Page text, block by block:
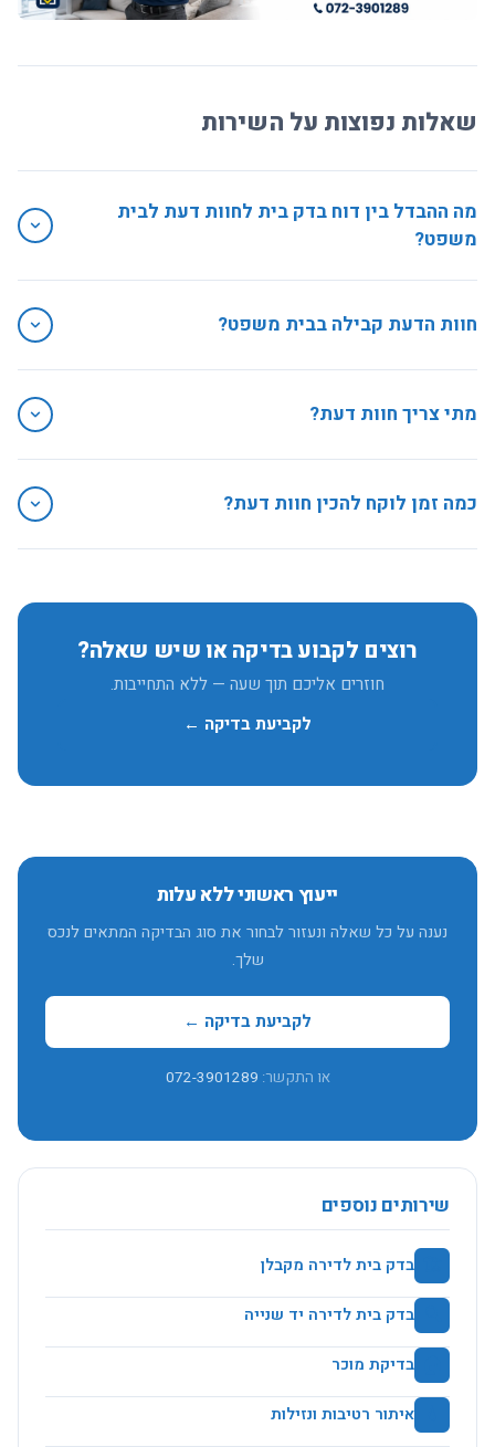
שאלות נפוצות על השירות
מה ההבדל בין דוח בדק בית לחוות דעת לבית
משפט?
ערוכה לפי כללי קבילות משפטית ותעמוד כראיה בהליך.
חוות הדעת קבילה בבית משפט?
ותיעוד מלא.
מתי צריך חוות דעת?
להוכיח את היקף הנזק בפני שופט.
כמה זמן לוקח להכין חוות דעת?
רוצים לקבוע בדיקה או שיש שאלה?
חוזרים אליכם תוך שעה — ללא התחייבות.
לקביעת בדיקה ←
ייעוץ ראשוני ללא עלות
נענה על כל שאלה ונעזור לבחור את סוג הבדיקה המתאים לנכס
שלך.
לקביעת בדיקה ←
או התקשר: 072-3901289
שירותים נוספים
בדק בית לדירה מקבלן
בדק בית לדירה יד שנייה
בדיקת מוכר
איתור רטיבות ונזילות